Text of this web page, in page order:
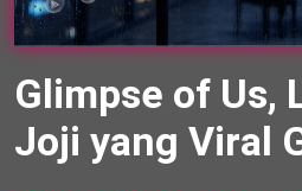
Glimpse of Us,
Joji yang Viral